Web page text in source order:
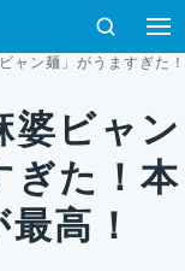
検索
ャン麺」がうますぎた
婆ビャン
ぎた！本
高！